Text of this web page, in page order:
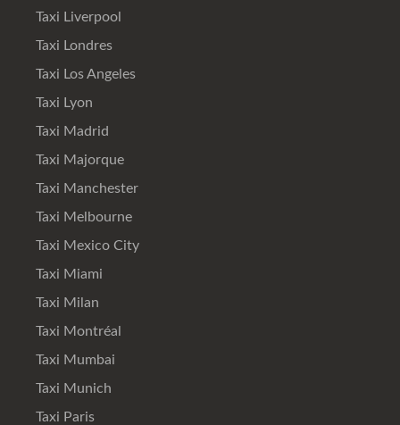
Taxi Liverpool
Taxi Londres
Taxi Los Angeles
Taxi Lyon
Taxi Madrid
Taxi Majorque
Taxi Manchester
Taxi Melbourne
Taxi Mexico City
Taxi Miami
Taxi Milan
Taxi Montréal
Taxi Mumbai
Taxi Munich
Taxi Paris